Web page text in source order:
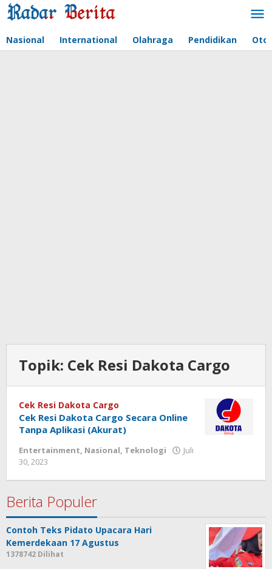
Lewati
ke
Nasional International Olahraga Pendidikan
Topik: Cek Resi Dakota Cargo
Cek Resi Dakota Cargo
Cek Resi Dakota Cargo Secara Online
Tanpa Aplikasi (Akurat)
Entertainment, Nasional, Teknologi
Juli
30, 2023
Berita Populer
Contoh Teks Pidato Upacara Hari
Kemerdekaan 17 Agustus
1378742 Dilihat